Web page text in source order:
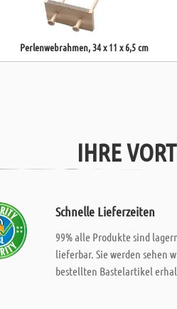
Perlenwebrahmen, 34 x 11 x 6,5 cm
IHRE
Schnelle Lieferzeiten
99% alle Produkte sind
lieferbar. Sie werden sehen
bestellten Bastelartikel